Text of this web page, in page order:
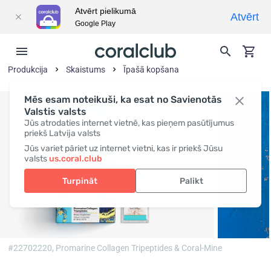
Mēs esam noteikuši, ka esat no Savienotās
Valstis valsts
Jūs atrodaties internet vietnē, kas pieņem pasūtījumus
priekš Latvija valsts
Jūs variet pāriet uz internet vietni, kas ir priekš Jūsu
valstsus.coral.club
Turpināt Palikt
Produkcija Skaistums Īpašā kopšana
#22702220, Promarine Collagen Tripeptides & Coral-Mine
Atvērt pielikumā
Google Play
Atvērt